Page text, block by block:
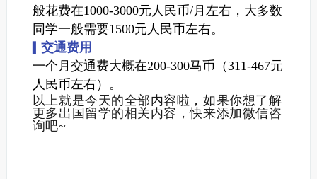
般花费在1000-3000元人民币/月左右，大多数
同学一般需要1500元人民币左右。
交通费用
一个月交通费大概在200-300马币（311-467元
人民币左右）。
以上就是今天的全部内容啦，如果你想了解
更多出国留学的相关内容，快来添加微信咨
询吧~